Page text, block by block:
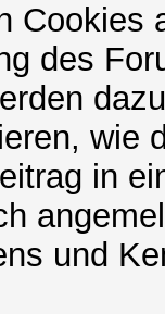
des
wie
in
und